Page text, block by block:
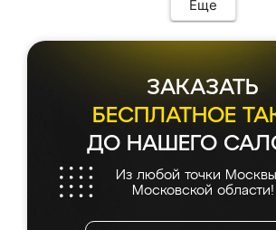
Еще
ЗАКАЗАТЬ
БЕСПЛАТНОЕ
ДО НАШЕГО
Из любой точки
Московской области!